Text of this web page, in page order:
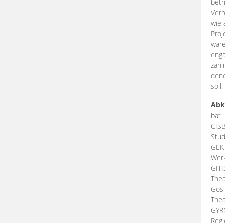
wie
zahlr
soll.
bat